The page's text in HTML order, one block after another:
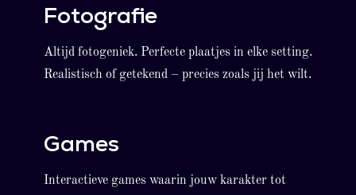
Fotografie
Altijd fotogeniek. Perfecte plaatjes in elke setting.
Realistisch of getekend – precies zoals jij het wilt.
Games
Interactieve games waarin jouw karakter tot